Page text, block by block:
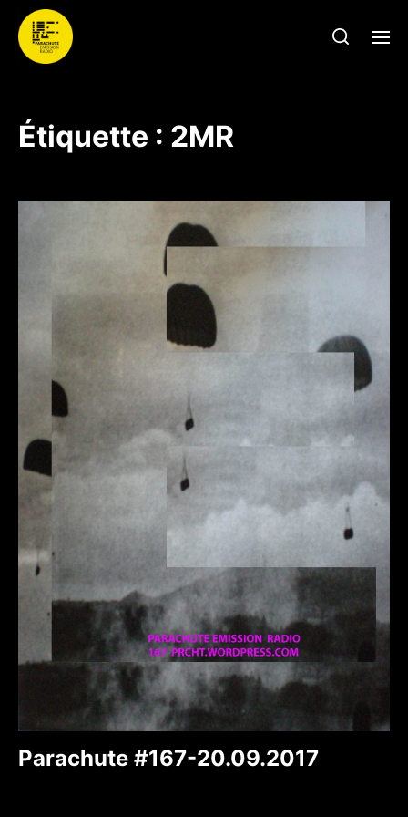
Étiquette : 2MR
Parachute #167-20.09.2017